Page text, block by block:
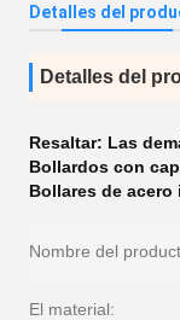
Detalles del
Detalles del
Resaltar: Las
Bollardos con
Bollares de acero
Nombre del
El material: